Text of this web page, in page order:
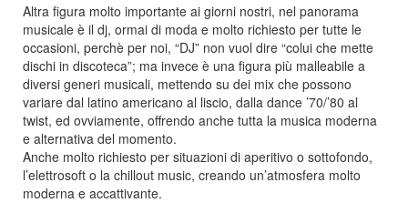
Altra figura molto importante ai giorni nostri, nel panorama
musicale è il dj, ormai di moda e molto richiesto per tutte le
occasioni, perchè per noi, “DJ” non vuol dire “colui che mette
dischi in discoteca”; ma invece è una figura più malleabile a
diversi generi musicali, mettendo su dei mix che possono
variare dal latino americano al liscio, dalla dance ’70/’80 al
twist, ed ovviamente, offrendo anche tutta la musica moderna
e alternativa del momento.
Anche molto richiesto per situazioni di aperitivo o sottofondo,
l’elettrosoft o la chillout music, creando un’atmosfera molto
moderna e accattivante.